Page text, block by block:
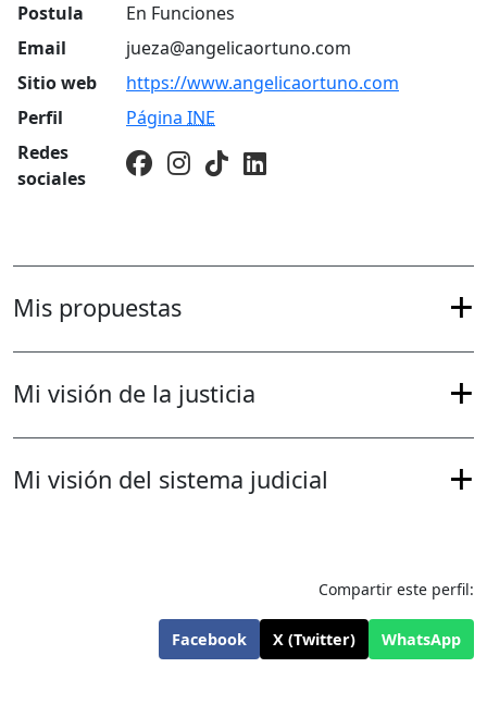
Postula
En Funciones
Email
jueza@angelicaortuno.com
Sitio web
https://www.angelicaortuno.com
Perfil
Página INE
Redes
sociales
Mis propuestas
Mi visión de la justicia
Mi visión del sistema judicial
Compartir este perfil:
Facebook X (Twitter) WhatsApp